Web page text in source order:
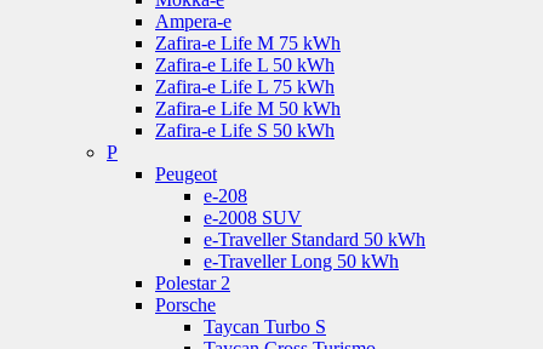
Ampera-e
Zafira-e Life M 75 kWh
Zafira-e Life L 50 kWh
Zafira-e Life L 75 kWh
Zafira-e Life M 50 kWh
Zafira-e Life S 50 kWh
P
Peugeot
e-208
e-2008 SUV
e-Traveller Standard 50 kWh
e-Traveller Long 50 kWh
Polestar 2
Porsche
Taycan Turbo S